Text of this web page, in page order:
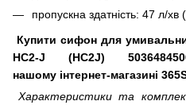
пропускна здатність: 47 л/
Купити сифон для
HC2-J (HC2J)
нашому інтернет-магазині
Характеристики та